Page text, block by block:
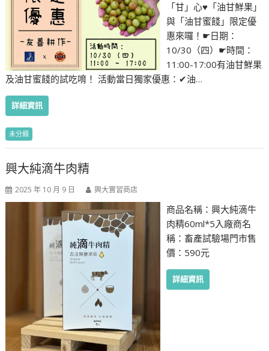
「甘」心♥︎「油甘鮮果」
與「油甘蜜餞」限定優
惠來囉！☛日期：
10/30（四）☛時間：
11:00-17:00有油甘鮮果
及油甘蜜餞的試吃唷！ 活動當日獨家優惠：✔油…
詳細資訊
未分類
興大純滴牛肉精
2025 年 10 月 9 日 興大實習商店
商品名稱：興大純滴牛
肉精60ml*5入廠商名
稱：畜產試驗場門市售
價：590元
詳細資訊